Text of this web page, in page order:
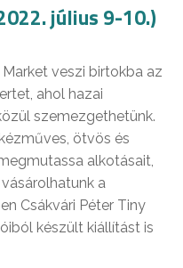
július 9-10.)
veszi birtokba az
ahol hazai
szemezgethetünk.
ötvös és
alkotásait,
a
Csákvári Péter Tiny
készült kiállítást is